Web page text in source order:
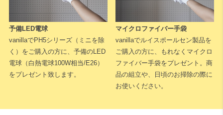
下記に測定した長さなどを入力いただくと全長が算出されます。
天井高
予備LED電球
vanillaでPH5シリーズ（ミニを除
く）をご購入の方に、予備のLED
電球（白熱電球100W相当/E26）
をプレゼント致します。
マイクロファイバー手袋
vanillaでルイスポールセン製品を
ご購入の方に、もれなくマイクロ
ファイバー手袋をプレゼント。商
品の組立や、日頃のお掃除の際に
お使いください。